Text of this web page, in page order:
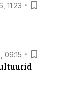
11:23
09:15